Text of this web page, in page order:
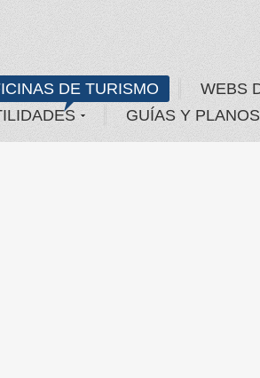
DE TURISMO WEBS
GUÍAS Y PLANOS